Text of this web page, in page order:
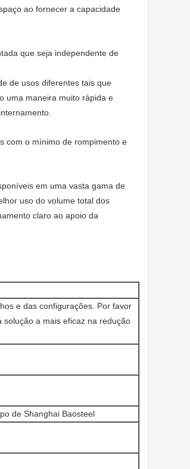
ao fornecer a capacidade
que seja independente de
de usos diferentes tais que
uma maneira muito rápida e
com o mínimo de rompimento e
em uma vasta gama de
uso do volume total dos
claro ao apoio da
e das configurações. Por favor
a mais eficaz na redução
de Shanghai Baosteel